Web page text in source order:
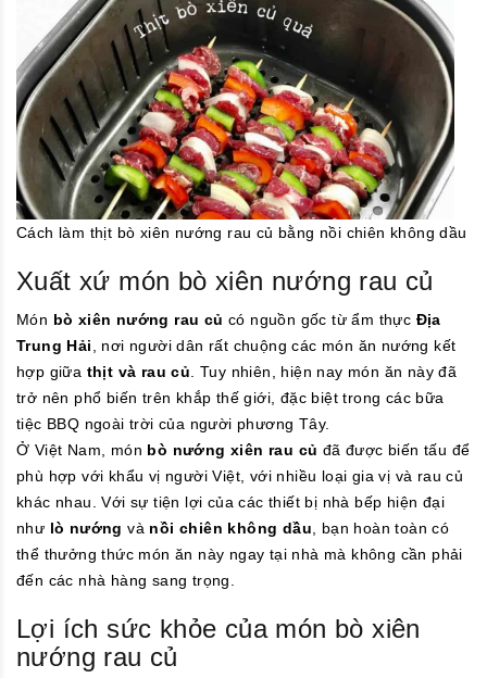
Cách làm thịt bò xiên nướng rau củ bằng nồi chiên không dầu
Xuất xứ món bò xiên nướng rau củ
Món bò xiên nướng rau củ có nguồn gốc từ ẩm thực Địa
Trung Hải
, nơi người dân rất chuộng các món ăn nướng kết
hợp giữa thịt và rau củ . Tuy nhiên, hiện nay món ăn này đã
trở nên phổ biến trên khắp thế giới, đặc biệt trong các bữa
tiệc BBQ ngoài trời của người phương Tây.
Ở Việt Nam, món bò nướng xiên rau củ đã được biến tấu để
phù hợp với khẩu vị người Việt, với nhiều loại gia vị và rau củ
khác nhau. Với sự tiện lợi của các thiết bị nhà bếp hiện đại
như lò nướng và nồi chiên không dầu , bạn hoàn toàn có
thể thưởng thức món ăn này ngay tại nhà mà không cần phải
đến các nhà hàng sang trọng.
Lợi ích sức khỏe của món bò xiên
nướng rau củ